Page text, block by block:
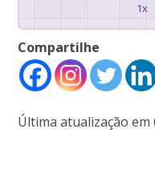
1x
Compartilhe
Última atualização